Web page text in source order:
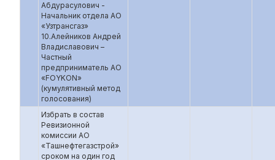
Абдурасулович -
Начальник отдела АО
«Узтрансгаз»
10.Алейников Андрей
Владиславович –
Частный
предприниматель АО
«FOYKON»
(кумулятивный метод
голосования)
Избрать в состав
Ревизионной
комиссии АО
«Ташнефтегазстрой»
сроком на один год